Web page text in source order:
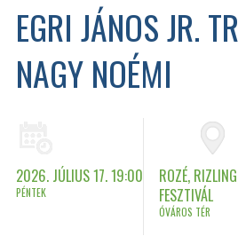
EGRI JÁNOS JR.
NAGY NOÉMI
2026. JÚLIUS 17. 19:00
PÉNTEK
ROZÉ,
FESZTIVÁL
ÓVÁROS TÉR